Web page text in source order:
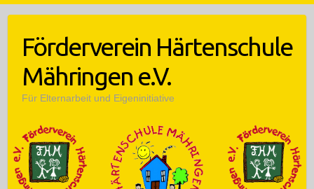
contentFörderverein Härtenschule
Mähringen e.V.
Für Elternarbeit und Eigeninitiative